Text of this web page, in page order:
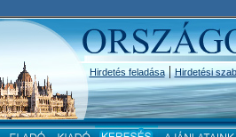
Hirdetés feladása|Hirdetési